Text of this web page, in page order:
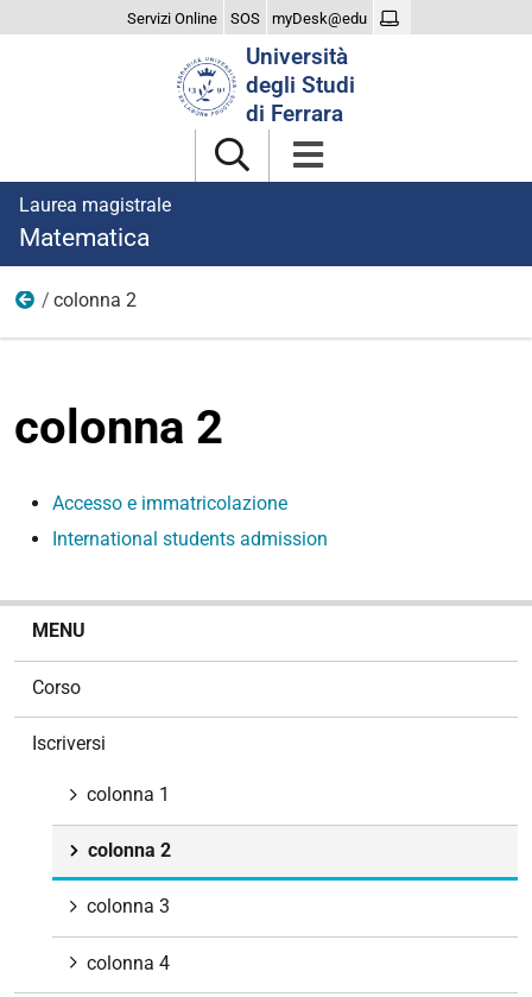
Servizi Online SOS myDesk@edu
Università
degli Studi
di Ferrara
Laurea magistrale
Matematica
Iscriversi
colonna 2
colonna 2
Accesso e immatricolazione
International students admission
MENU
Corso
Iscriversi
colonna 1
colonna 2
colonna 3
colonna 4